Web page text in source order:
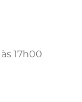
17h00